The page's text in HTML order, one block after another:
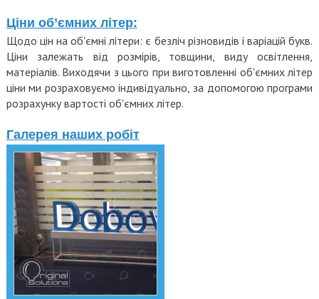
Ціни об’ємних літер:
Щодо цін на об'ємні літери: є безліч різновидів і варіацій букв.
Ціни залежать від розмірів, товщини, виду освітлення,
матеріалів. Виходячи з цього при виготовленні об'ємних літер
ціни ми розраховуємо індивідуально, за допомогою програми
розрахунку вартості об'ємних літер.
Галерея наших робіт